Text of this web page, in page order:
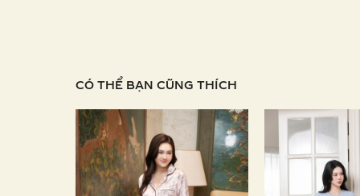
CÓ THỂ BẠN CŨNG THÍCH